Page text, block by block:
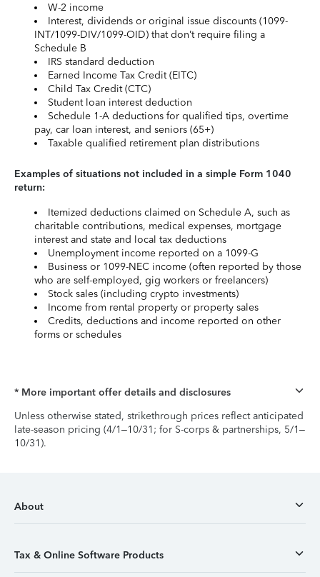
W-2 income
Interest, dividends or original issue discounts (1099-
INT/1099-DIV/1099-OID) that don’t require filing a
Schedule B
IRS standard deduction
Earned Income Tax Credit (EITC)
Child Tax Credit (CTC)
Student loan interest deduction
Schedule 1-A deductions for qualified tips, overtime
pay, car loan interest, and seniors (65+)
Taxable qualified retirement plan distributions
Examples of situations not included in a simple Form 1040
return:
Itemized deductions claimed on Schedule A, such as
charitable contributions, medical expenses, mortgage
interest and state and local tax deductions
Unemployment income reported on a 1099-G
Business or 1099-NEC income (often reported by those
who are self-employed, gig workers or freelancers)
Stock sales (including crypto investments)
Income from rental property or property sales
Credits, deductions and income reported on other
forms or schedules
* More important offer details and disclosures
Unless otherwise stated, strikethrough prices reflect anticipated
late-season pricing (4/1–10/31; for S-corps & partnerships, 5/1–
10/31).
About
Tax & Online Software Products